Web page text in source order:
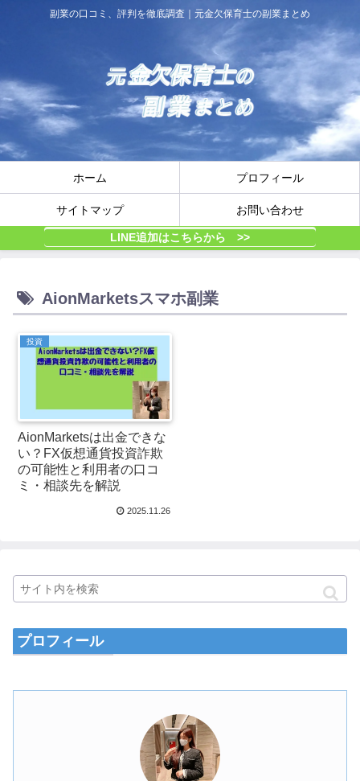
副業の口コミ、評判を徹底調査｜元金欠保育士の副業まとめ
ホーム プロフィール
サイトマップ お問い合わせ
LINE追加はこちらから >>
AionMarketsスマホ副業
投資
AionMarketsは出金できな
い？FX仮想通貨投資詐欺
の可能性と利用者の口コ
ミ・相談先を解説
2025.11.26
プロフィール